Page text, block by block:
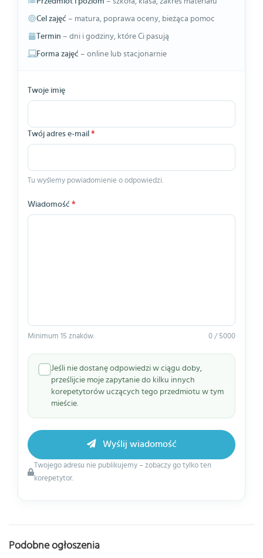
Cel zajęć – matura, poprawa oceny, bieżąca pomoc
Termin – dni i godziny, które Ci pasują
Forma zajęć – online lub stacjonarnie
Twoje imię
Twój adres e-mail *
Tu wyślemy powiadomienie o odpowiedzi.
Wiadomość *
Minimum 15 znaków. 0 / 5000
Jeśli nie dostanę odpowiedzi w ciągu doby,
prześlijcie moje zapytanie do kilku innych
korepetytorów uczących tego przedmiotu w tym
mieście.
Twojego adresu nie publikujemy – zobaczy go tylko ten
korepetytor.
Wyślij wiadomość
Podobne ogłoszenia